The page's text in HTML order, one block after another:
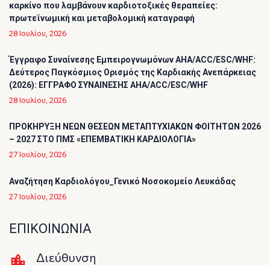
καρκίνο που λαμβάνουν καρδιοτοξικές θεραπείες:
πρωτεϊνωμική και μεταβολομική καταγραφή
28 Ιουλίου, 2026
Έγγραφο Συναίνεσης Εμπειρογνωμόνων AHA/ACC/ESC/WHF:
Δεύτερος Παγκόσμιος Ορισμός της Καρδιακής Ανεπάρκειας
(2026): ΕΓΓΡΑΦΟ ΣΥΝΑΙΝΕΣΗΣ AHA/ACC/ESC/WHF
28 Ιουλίου, 2026
ΠΡΟΚΗΡΥΞΗ ΝΕΩΝ ΘΕΣΕΩΝ ΜΕΤΑΠΤΥΧΙΑΚΩΝ ΦΟΙΤΗΤΩΝ 2026
– 2027 ΣΤΟ ΠΜΣ «ΕΠΕΜΒΑΤΙΚΗ ΚΑΡΔΙΟΛΟΓΙΑ»
27 Ιουλίου, 2026
Αναζήτηση Καρδιολόγου_Γενικό Νοσοκομείο Λευκάδας
27 Ιουλίου, 2026
ΕΠΙΚΟΙΝΩΝΙΑ
Διεύθυνση